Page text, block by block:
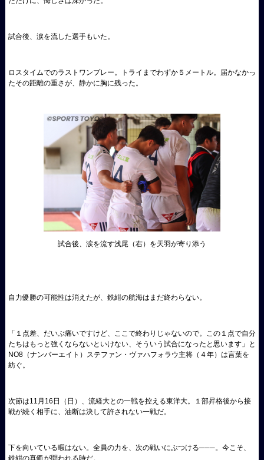
試合後、涙を流した選手もいた。
ロスタイムでのラストワンプレー。トライまでわずか５メートル。届かなかっ
たその距離の重さが、静かに胸に残った。
試合後、涙を流す浅尾（右）を天羽が寄り添う
自力優勝の可能性は消えたが、鉄紺の航海はまだ終わらない。
「１点差、だいぶ痛いですけど、ここで終わりじゃないので。この１点で自分
たちはもっと強くならないといけない、そういう試合になったと思います」と
NO8（ナンバーエイト）ステファン・ヴァハフォラウ主将（４年）は言葉を
紡ぐ。
次節は11月16日（日）、流経大との一戦を控える東洋大。１部昇格後から接
戦が続く相手に、油断は決して許されない一戦だ。
下を向いている暇はない。全員の力を、次の戦いにぶつける───。今こそ、
鉄紺の真価が問われる時だ。